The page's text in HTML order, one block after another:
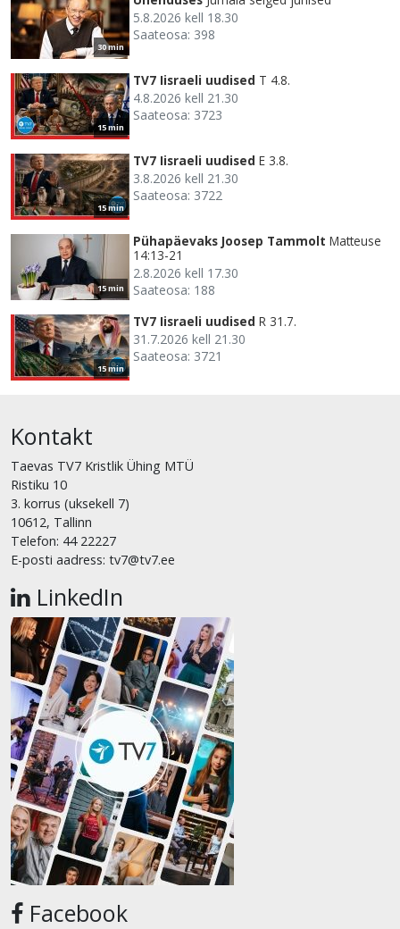
30 min
5.8.2026 kell 18.30
Saateosa: 398
15 min
TV7 Iisraeli uudised T 4.8.
4.8.2026 kell 21.30
Saateosa: 3723
15 min
TV7 Iisraeli uudised E 3.8.
3.8.2026 kell 21.30
Saateosa: 3722
15 min
Pühapäevaks Joosep Tammolt Matteuse
14:13-21
2.8.2026 kell 17.30
Saateosa: 188
15 min
TV7 Iisraeli uudised R 31.7.
31.7.2026 kell 21.30
Saateosa: 3721
Kontakt
Taevas TV7 Kristlik Ühing MTÜ
Ristiku 10
3. korrus (uksekell 7)
10612, Tallinn
Telefon: 44 22227
E-posti aadress: tv7@tv7.ee
LinkedIn
Facebook